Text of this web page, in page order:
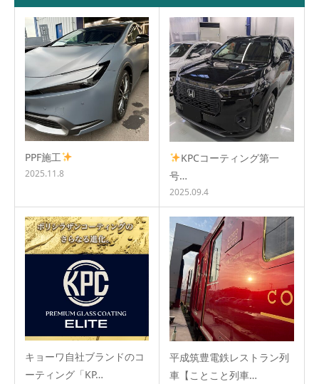
PPF施工
2025.11.8
KPCコーティング第一
号…
2025.09.4
キョーワ自社ブランドのコ
ーティング「KP…
平成筑豊電鉄レストラン列
車【ことこと列車…